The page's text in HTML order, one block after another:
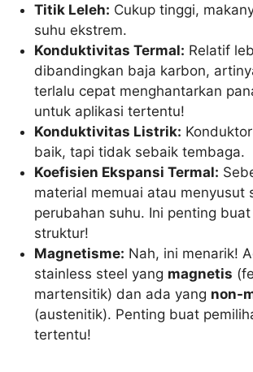
Titik Leleh: Cukup tinggi,
suhu ekstrem.
Konduktivitas Termal: Relatif
dibandingkan baja karbon,
terlalu cepat menghantarkan
untuk aplikasi tertentu!
Konduktivitas Listrik:
baik, tapi tidak sebaik tembaga.
Koefisien Ekspansi Termal:
material memuai atau menyusut
perubahan suhu. Ini penting
struktur!
Magnetisme: Nah, ini menarik!
stainless steel yang magnetis
martensitik) dan ada yang non-
(austenitik). Penting buat
tertentu!